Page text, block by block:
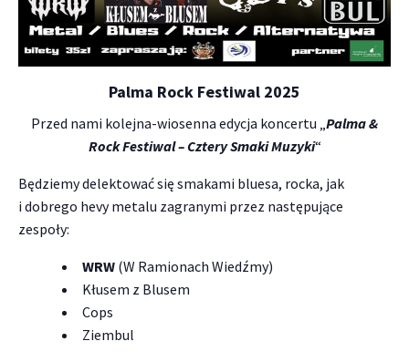
Palma Rock Festiwal 2025
Przed nami kolejna-wiosenna edycja koncertu „Palma &
Rock Festiwal – Cztery Smaki Muzyki“
Będziemy delektować się smakami bluesa, rocka, jak
i dobrego hevy metalu zagranymi przez następujące
zespoły:
WRW (W Ramionach Wiedźmy)
Kłusem z Blusem
Cops
Ziembul